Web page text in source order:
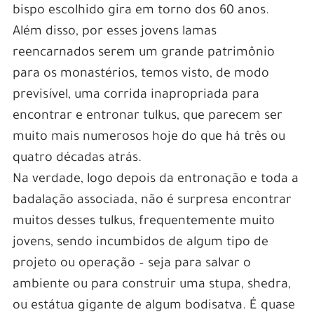
bispo escolhido gira em torno dos 60 anos.
Além disso, por esses jovens lamas
reencarnados serem um grande patrimônio
para os monastérios, temos visto, de modo
previsível, uma corrida inapropriada para
encontrar e entronar tulkus, que parecem ser
muito mais numerosos hoje do que há três ou
quatro décadas atrás.
Na verdade, logo depois da entronação e toda a
badalação associada, não é surpresa encontrar
muitos desses tulkus, frequentemente muito
jovens, sendo incumbidos de algum tipo de
projeto ou operação – seja para salvar o
ambiente ou para construir uma stupa, shedra,
ou estátua gigante de algum bodisatva. É quase